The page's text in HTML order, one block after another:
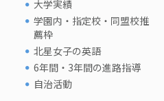
大学実績
学園内・指定校・同盟校推
薦枠
北星女子の英語
6年間・3年間の進路指導
自治活動